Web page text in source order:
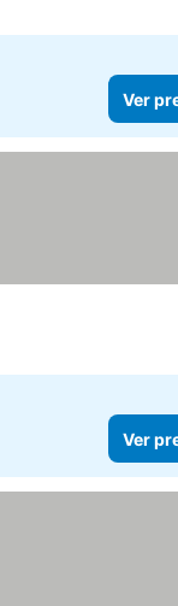
Ver
Ver